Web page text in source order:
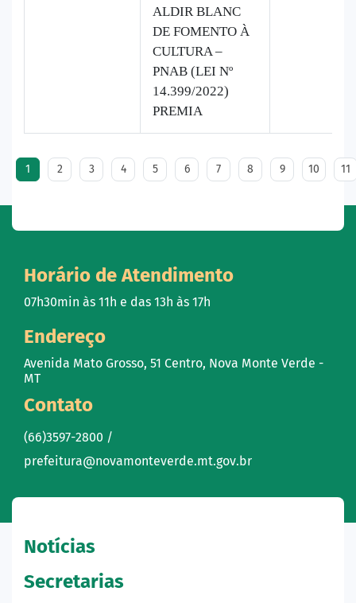
ALDIR BLANC
DE FOMENTO À
CULTURA –
PNAB (LEI Nº
14.399/2022)
PREMIA
1 2 3 4 5 6 7 8 9 10 11
Horário de Atendimento
07h30min às 11h e das 13h às 17h
Endereço
Avenida Mato Grosso, 51 Centro, Nova Monte Verde -
MT
Contato
(66)3597-2800 /
prefeitura@novamonteverde.mt.gov.br
Notícias
Secretarias